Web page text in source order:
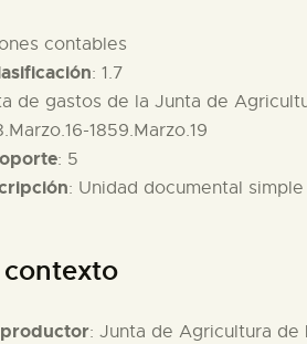
contables
: 1.7
de gastos de la Junta de
1859.Marzo.19
: 5
: Unidad documental simple
: Junta de Agricultura de